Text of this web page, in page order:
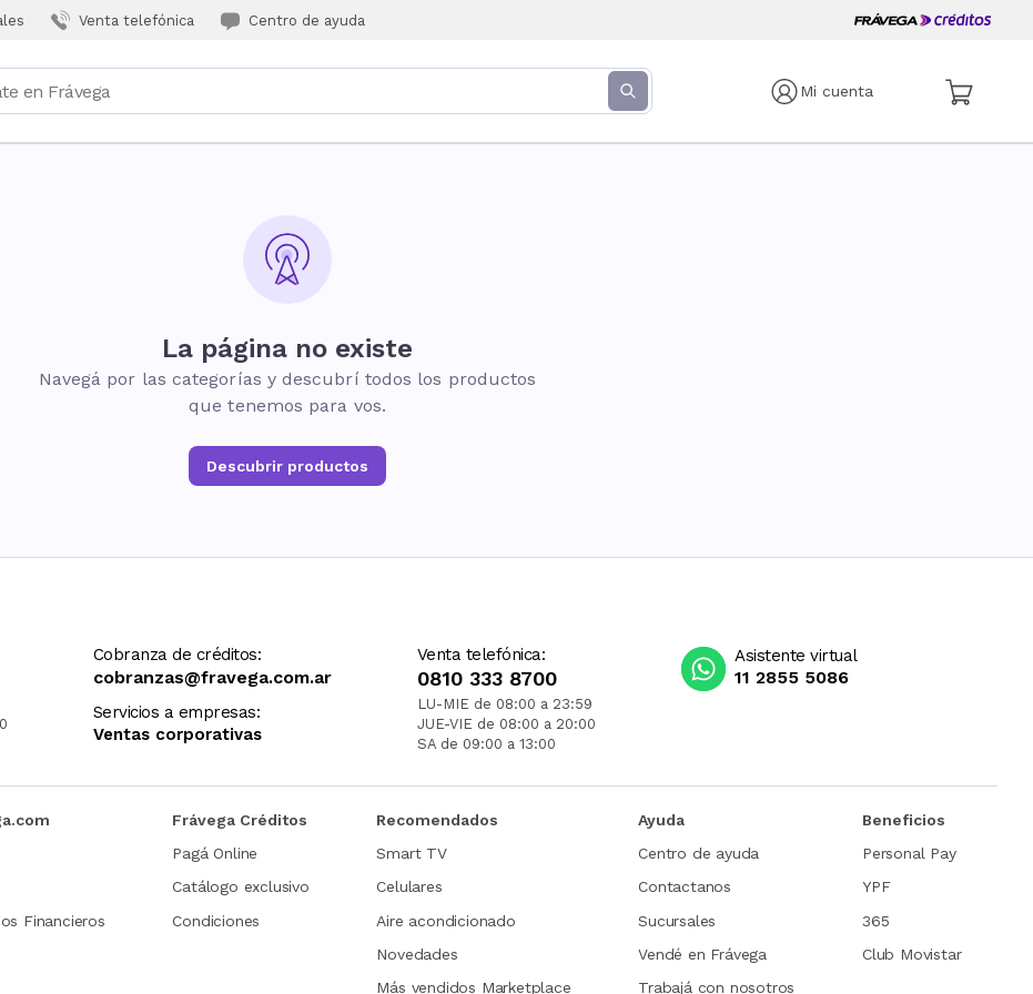
Venta telefónica Centro de ayuda
Mi cuenta
La página no existe
Navegá por las categorías y descubrí todos los productos
que tenemos para vos.
Descubrir productos
Cobranza de créditos:
cobranzas@fravega.com.ar
Servicios a empresas:
Ventas corporativas
Venta telefónica:
0810 333 8700
LU-MIE de 08:00 a 23:59
JUE-VIE de 08:00 a 20:00
SA de 09:00 a 13:00
Asistente virtual
11 2855 5086
Financieros
Frávega Créditos
Pagá Online
Catálogo exclusivo
Condiciones
Recomendados
Smart TV
Celulares
Aire acondicionado
Novedades
Más vendidos Marketplace
Ayuda
Centro de ayuda
Contactanos
Sucursales
Vendé en Frávega
Trabajá con nosotros
Beneficios
Personal Pay
YPF
365
Club Movistar